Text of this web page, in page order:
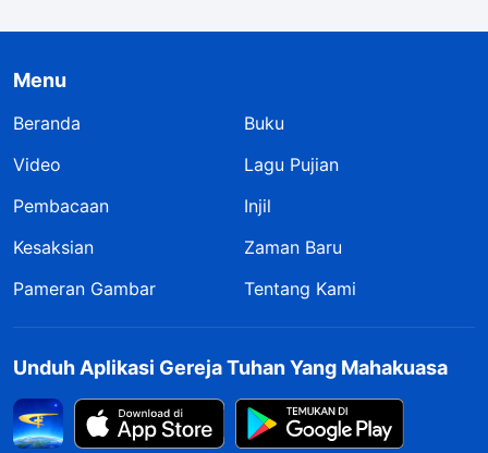
Menu
Beranda
Buku
Video
Lagu Pujian
Pembacaan
Injil
Kesaksian
Zaman Baru
Pameran Gambar
Tentang Kami
Unduh Aplikasi Gereja Tuhan Yang Mahakuasa